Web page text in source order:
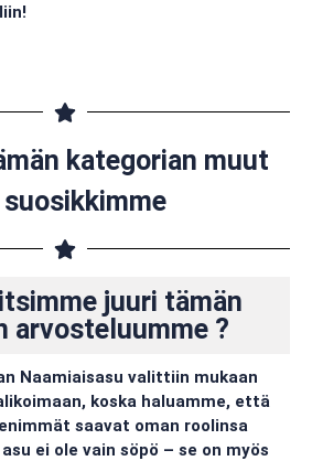
kategorian muut
suosikkimme
juuri tämän
arvosteluumme ?
Naamiaisasu valittiin mukaan
koska haluamme, että
saavat oman roolinsa
ei ole vain söpö – se on myös